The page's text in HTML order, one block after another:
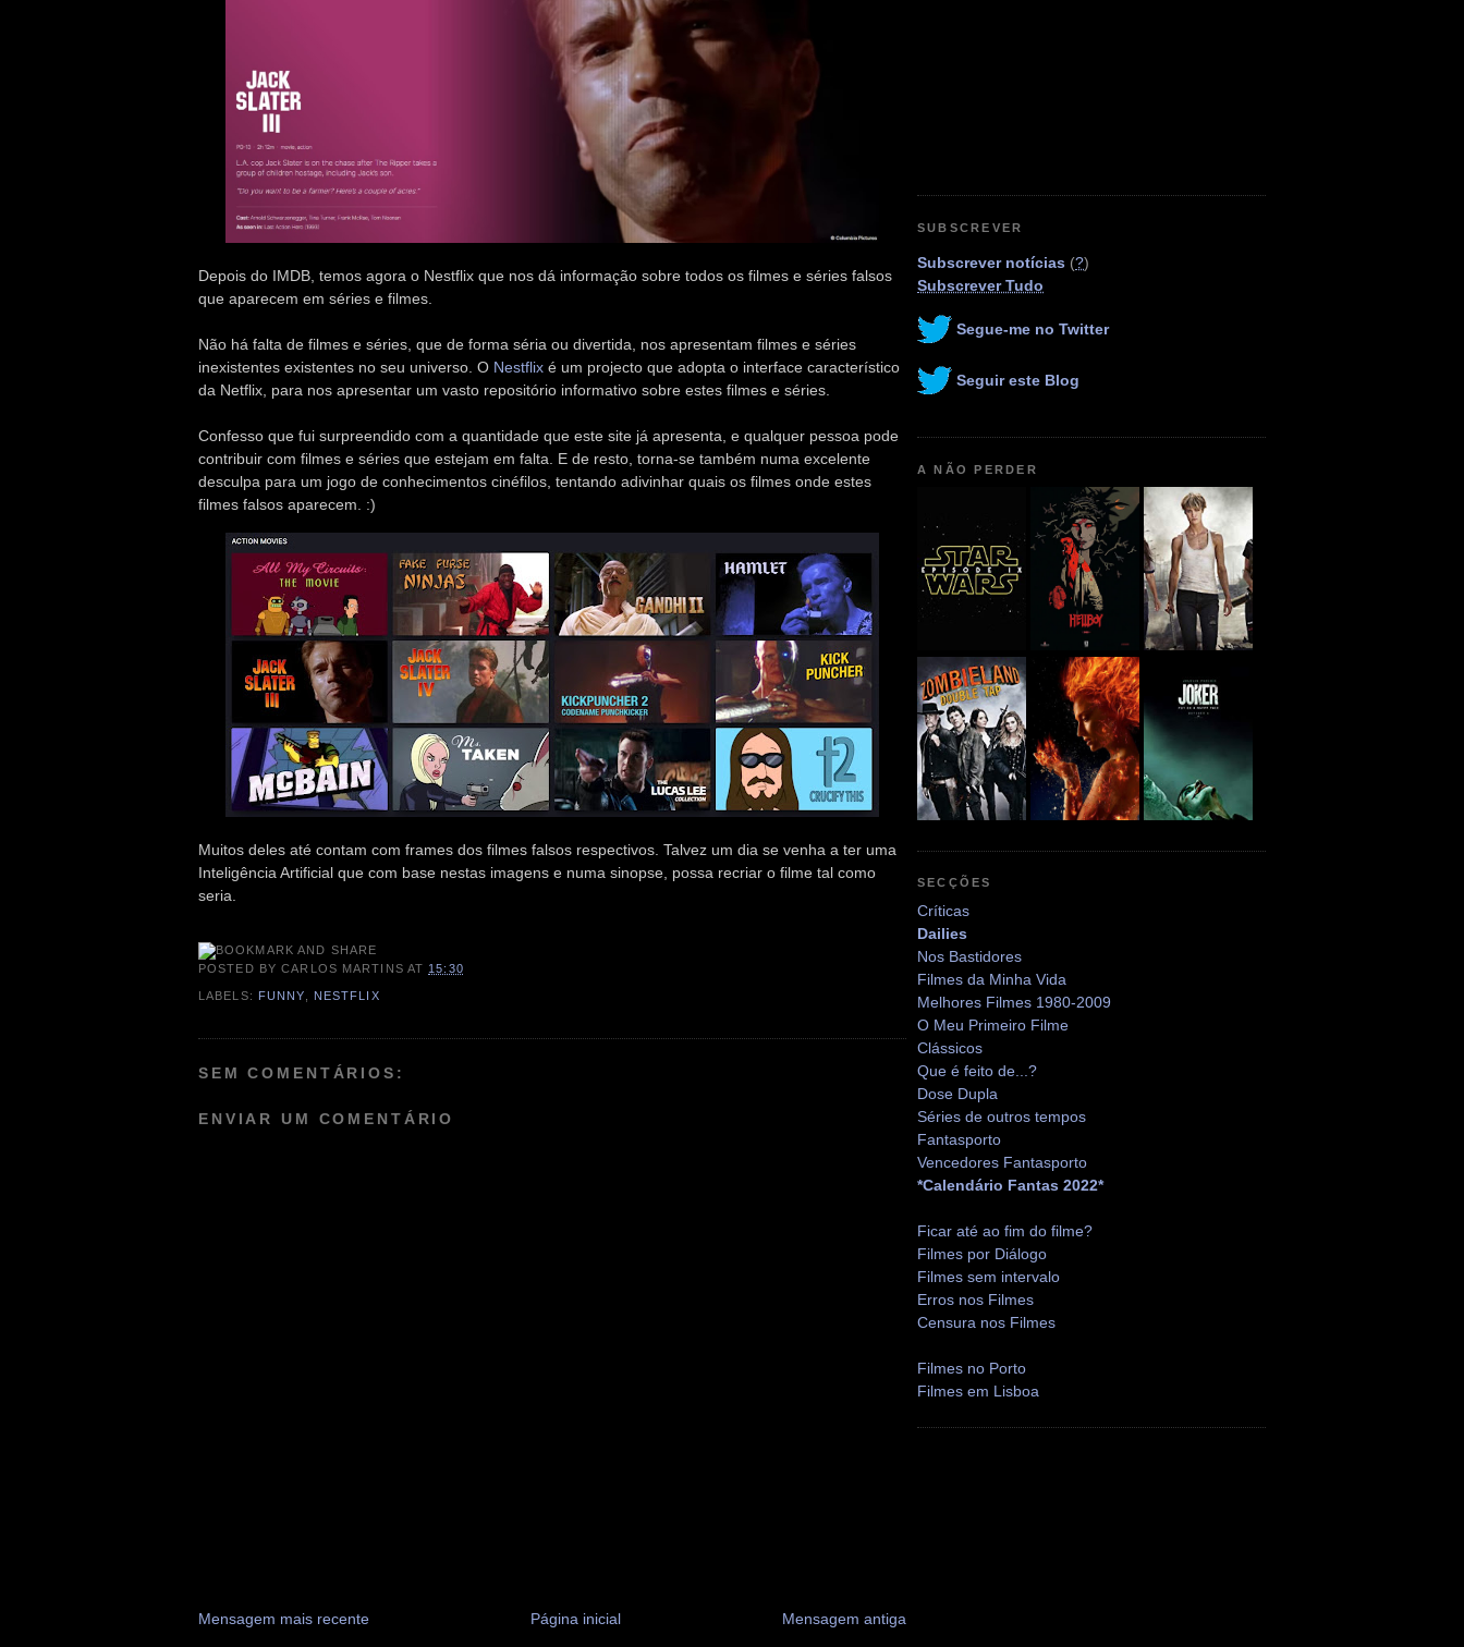
Depois do IMDB, temos agora o Nestflix que nos dá informação sobre todos os filmes e séries falsos
que aparecem em séries e filmes.
Não há falta de filmes e séries, que de forma séria ou divertida, nos apresentam filmes e séries
inexistentes existentes no seu universo. O Nestflix é um projecto que adopta o interface característico
da Netflix, para nos apresentar um vasto repositório informativo sobre estes filmes e séries.
Confesso que fui surpreendido com a quantidade que este site já apresenta, e qualquer pessoa pode
contribuir com filmes e séries que estejam em falta. E de resto, torna-se também numa excelente
desculpa para um jogo de conhecimentos cinéfilos, tentando adivinhar quais os filmes onde estes
filmes falsos aparecem. :)
Muitos deles até contam com frames dos filmes falsos respectivos. Talvez um dia se venha a ter uma
Inteligência Artificial que com base nestas imagens e numa sinopse, possa recriar o filme tal como
seria.
POSTED BYCARLOS MARTINS AT 15:30
LABELS: FUNNY NESTFLIX
SEM COMENTÁRIOS:
ENVIAR UM COMENTÁRIO
Mensagem mais recente Mensagem antiga
Página inicial
SUBSCREVER
Subscrever notícias (?)
Subscrever Tudo
Segue-me no Twitter
Seguir este Blog
A NÃO PERDER
SECÇÕES
Críticas
Dailies
Nos Bastidores
Filmes da Minha Vida
Melhores Filmes 1980-2009
O Meu Primeiro Filme
Clássicos
Que é feito de...?
Dose Dupla
Séries de outros tempos
Fantasporto
Vencedores Fantasporto
*Calendário Fantas 2022*
Ficar até ao fim do filme?
Filmes por Diálogo
Filmes sem intervalo
Erros nos Filmes
Censura nos Filmes
Filmes no Porto
Filmes em Lisboa